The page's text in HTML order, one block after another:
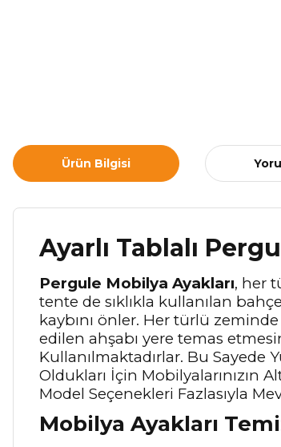
Ürün Bilgisi
Ayarlı Tablalı
Pergule Mobilya Ayakları, her
tente de sıklıkla kullanılan
kaybını önler. Her türlü
edilen ahşabı yere temas
Kullanılmaktadırlar. Bu Sayede
Oldukları İçin Mobilyalarınızın
Model Seçenekleri Fazlasıyla
Mobilya Ayakları